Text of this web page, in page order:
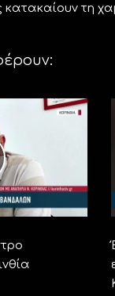
τη